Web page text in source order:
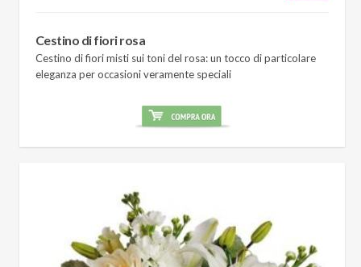
Cestino di fiori rosa
Cestino di fiori misti sui toni del rosa: un tocco di particolare
eleganza per occasioni veramente speciali